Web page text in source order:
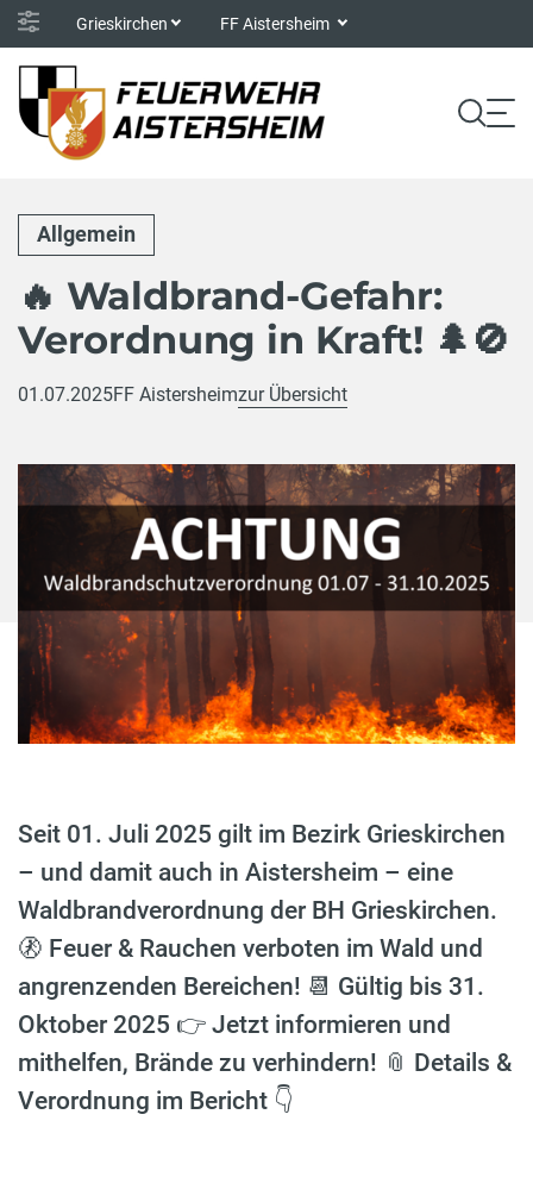
Grieskirchen FF Aistersheim
Allgemein
🔥 Waldbrand-Gefahr:
Verordnung in Kraft! 🌲🚫
01.07.2025FF Aistersheimzur Übersicht
Seit 01. Juli 2025 gilt im Bezirk Grieskirchen
– und damit auch in Aistersheim – eine
Waldbrandverordnung der BH Grieskirchen.
🚷 Feuer & Rauchen verboten im Wald und
angrenzenden Bereichen! 📆 Gültig bis 31.
Oktober 2025 👉 Jetzt informieren und
mithelfen, Brände zu verhindern! 📎 Details &
Verordnung im Bericht 👇